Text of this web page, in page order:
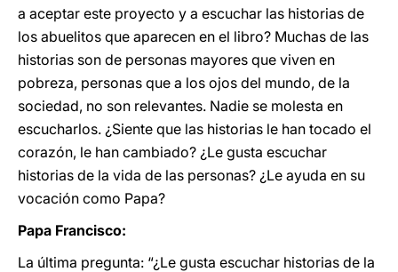
a aceptar este proyecto y a escuchar las historias de
los abuelitos que aparecen en el libro? Muchas de las
historias son de personas mayores que viven en
pobreza, personas que a los ojos del mundo, de la
sociedad, no son relevantes. Nadie se molesta en
escucharlos. ¿Siente que las historias le han tocado el
corazón, le han cambiado? ¿Le gusta escuchar
historias de la vida de las personas? ¿Le ayuda en su
vocación como Papa?
Papa Francisco:
La última pregunta: “¿Le gusta escuchar historias de la